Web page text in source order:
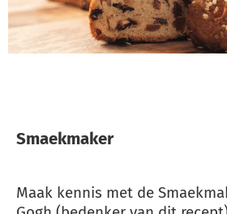
Smaekmaker
Maak kennis met de